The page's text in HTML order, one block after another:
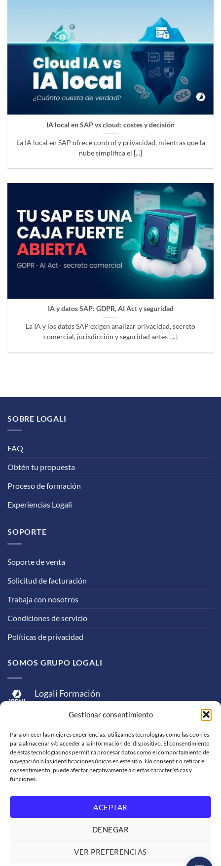
Gestionar consentimiento
Para ofrecer las mejores experiencias, utilizamos tecnologías como las cookies
para almacenar y/o acceder a la información del dispositivo. El consentimiento
de estas tecnologías nos permitirá procesar datos como el comportamiento de
navegación o las identificaciones únicas en este sitio. No consentir o retirar el
consentimiento, puede afectar negativamente a ciertas características y
funciones.
ACEPTAR
DENEGAR
VER PREFERENCIAS
IA local en SAP vs cloud: costes y decisión
La IA local en SAP ofrece control y privacidad, mientras que la
nube simplifica el [...]
IA y datos SAP: GDPR, AI Act y seguridad
La IA y los datos SAP exigen analizar privacidad, secreto
comercial, jurisdicción y seguridad antes [...]
SOBRE LOGALI
FAQ
Obtén tu propuesta
Proceso de formación
Experiencias Logali
SOPORTE
Soporte de venta
Solicitud de facturación
Trabaja con nosotros
Condiciones de servicio
Políticas de privacidad
SOMOS GRUPO LOGALI
Logali Formación
Logali Consultoría
Logali Ingeniería
Express
Skrill
Western
SOPORTE DE VENTA
SOLICITUD DE FACTURACIÓN
CONDICIONES DE SERVICIO